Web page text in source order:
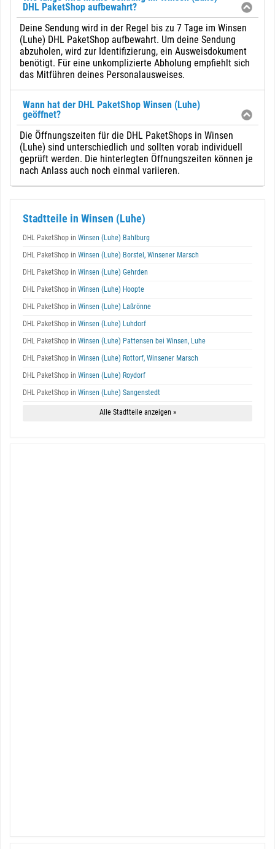
DHL PaketShop aufbewahrt?
Deine Sendung wird in der Regel bis zu 7 Tage im Winsen
(Luhe) DHL PaketShop aufbewahrt. Um deine Sendung
abzuholen, wird zur Identifizierung, ein Ausweisdokument
benötigt. Für eine unkomplizierte Abholung empfiehlt sich
das Mitführen deines Personalausweises.
Wann hat der DHL PaketShop Winsen (Luhe)
geöffnet?
Die Öffnungszeiten für die DHL PaketShops in Winsen
(Luhe) sind unterschiedlich und sollten vorab individuell
geprüft werden. Die hinterlegten Öffnungszeiten können je
nach Anlass auch noch einmal variieren.
Stadtteile in Winsen (Luhe)
DHL PaketShop in Winsen (Luhe) Bahlburg
DHL PaketShop in Winsen (Luhe) Borstel, Winsener Marsch
DHL PaketShop in Winsen (Luhe) Gehrden
DHL PaketShop in Winsen (Luhe) Hoopte
DHL PaketShop in Winsen (Luhe) Laßrönne
DHL PaketShop in Winsen (Luhe) Luhdorf
DHL PaketShop in Winsen (Luhe) Pattensen bei Winsen, Luhe
DHL PaketShop in Winsen (Luhe) Rottorf, Winsener Marsch
DHL PaketShop in Winsen (Luhe) Roydorf
DHL PaketShop in Winsen (Luhe) Sangenstedt
Alle Stadtteile anzeigen »